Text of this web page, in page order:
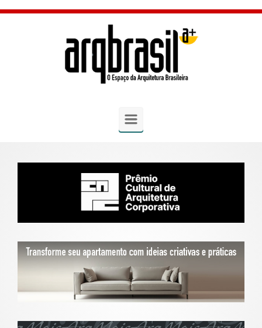
Skip to main content